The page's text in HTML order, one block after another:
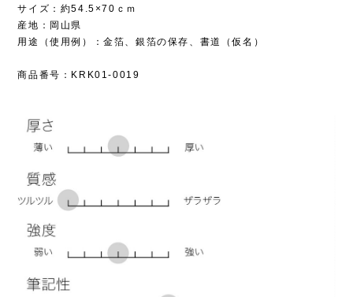
サイズ：約54.5×70ｃｍ
産地：岡山県
用途（使用例）：金箔、銀箔の保存、書道（仮名）
商品番号：KRK01-0019